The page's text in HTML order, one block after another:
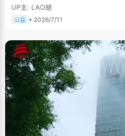
UP主: LAO胡
公益 • 2026/7/11